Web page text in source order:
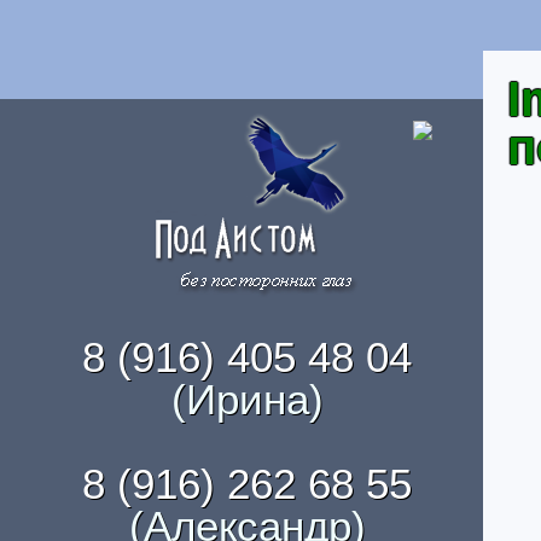
8 (916) 405 48 04
(Ирина)
8 (916) 262 68 55
(Александр)